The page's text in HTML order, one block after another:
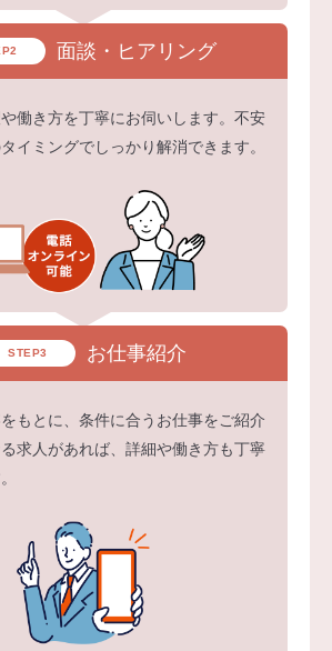
面談・ヒアリング
働き方を丁寧にお伺いします。不安
イミングでしっかり解消できます。
STEP3 お仕事紹介
もとに、条件に合うお仕事をご紹介
求人があれば、詳細や働き方も丁寧